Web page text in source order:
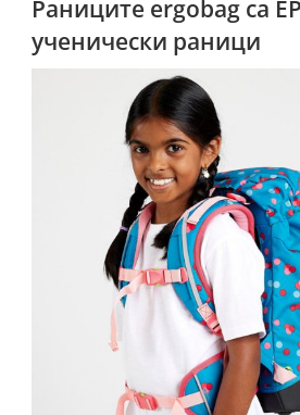
Раниците ergobag са
ученически раници